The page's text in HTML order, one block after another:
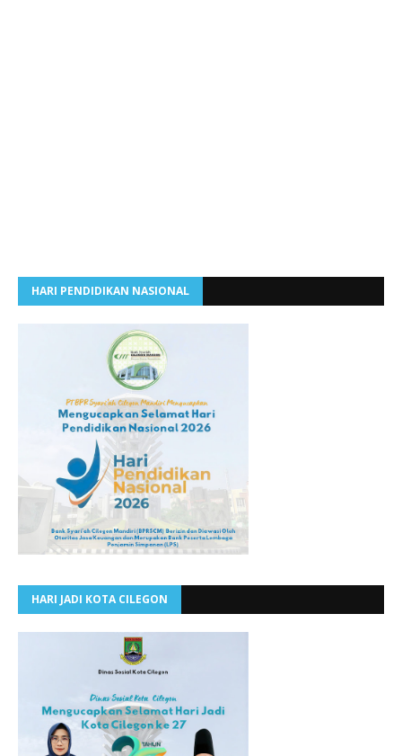
HARI PENDIDIKAN NASIONAL
HARI JADI KOTA CILEGON